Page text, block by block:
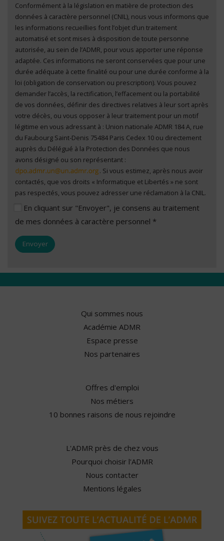
En cliquant sur "Envoyer", je consens au traitement
de mes données à caractère personnel *
Conformément à la législation en matière de protection des
données à caractère personnel (CNIL), nous vous informons que
les informations recueillies font l’objet d’un traitement
automatisé et sont mises à disposition de toute personne
autorisée, au sein de l’ADMR, pour vous apporter une réponse
adaptée. Ces informations ne seront conservées que pour une
durée adéquate à cette finalité ou pour une durée conforme à la
loi (obligation de conservation ou prescription). Vous pouvez
demander l’accès, la rectification, l’effacement ou la portabilité
de vos données, définir des directives relatives à leur sort après
votre décès, ou vous opposer à leur traitement pour un motif
légitime en vous adressant à : Union nationale ADMR 184 A, rue
du Faubourg Saint-Denis 75484 Paris Cedex 10 ou directement
auprès du Délégué à la Protection des Données que nous
avons désigné ou son représentant :
. Si vous estimez, après nous avoir
contactés, que vos droits « Informatique et Libertés » ne sont
pas respectés, vous pouvez adresser une réclamation à la CNIL.
En cliquant sur "Envoyer", je consens au traitement
de mes données à caractère personnel *
Qui sommes nous
Académie ADMR
Espace presse
Nos partenaires
Offres d'emploi
Nos métiers
10 bonnes raisons de nous rejoindre
L'ADMR près de chez vous
Pourquoi choisir l'ADMR
Nous contacter
Mentions légales